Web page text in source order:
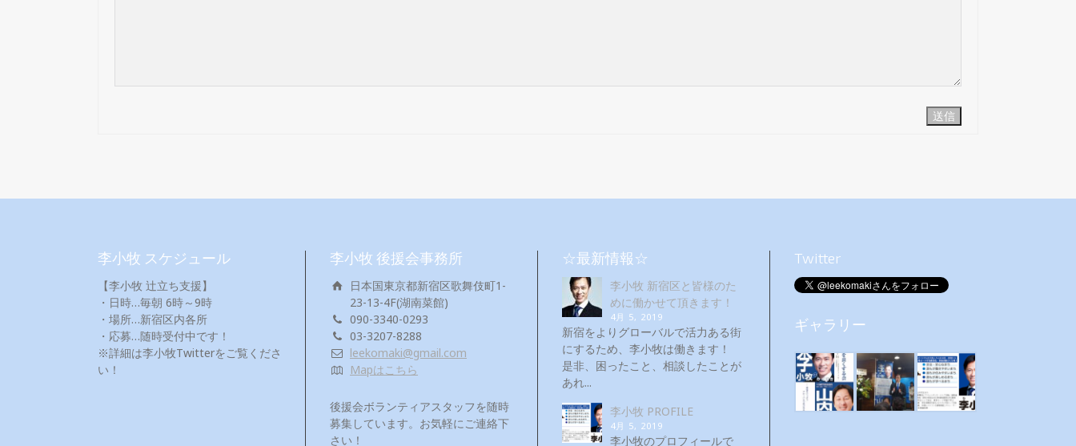
送信
李小牧 スケジュール
【李小牧 辻立ち支援】
・日時…毎朝 6時～9時
・場所…新宿区内各所
・応募…随時受付中です！
※詳細は李小牧Twitterをご覧くださ
い！
李小牧 後援会事務所
日本国東京都新宿区歌舞伎町1-
23-13-4F(湖南菜館)
090-3340-0293
03-3207-8288
leekomaki@gmail.com
Mapはこちら
後援会ボランティアスタッフを随時
募集しています。お気軽にご連絡下
さい！
☆最新情報☆
李小牧 新宿区と皆様のた
めに働かせて頂きます！
4月 5, 2019
新宿をよりグローバルで活力ある街
にするため、李小牧は働きます！
是非、困ったこと、相談したことが
あれ...
李小牧 PROFILE
4月 5, 2019
李小牧のプロフィールで
Twitter
ギャラリー